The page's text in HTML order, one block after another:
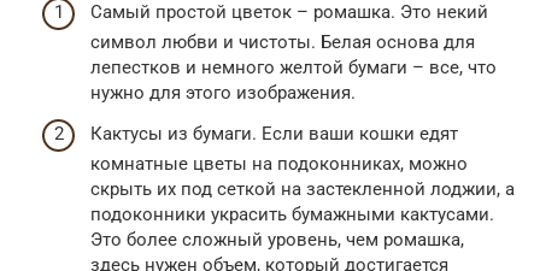
Самый простой цветок – ромашка. Это некий
символ любви и чистоты. Белая основа для
лепестков и немного желтой бумаги – все, что
нужно для этого изображения.
Кактусы из бумаги. Если ваши кошки едят
комнатные цветы на подоконниках, можно
скрыть их под сеткой на застекленной лоджии, а
подоконники украсить бумажными кактусами.
Это более сложный уровень, чем ромашка,
здесь нужен объем, который достигается